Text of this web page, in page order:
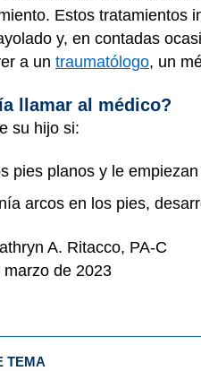
Estos tratamientos
y, en contadas
a un traumatólogo, un
llamar al médico?
su hijo si:
pies planos y le
arcos en los pies,
A. Ritacco, PA-C
de 2023
TEMA